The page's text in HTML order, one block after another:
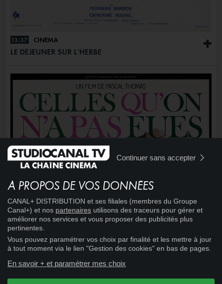
+
13:37 CINÉMA
LE DÉJEUNER SUR L'HERBE
Continuer sans accepter
À PROPOS DE VOS DONNÉES
CANAL+ DISTRIBUTION et ses filiales (membres du Groupe
Canal+) et nos partenaires utilisons des traceurs pour gérer et
améliorer nos services et vous proposer des publicités plus
pertinentes.
Vous pouvez paramétrer vos choix par finalité et les mettre à jour
à tout moment via le lien "Gestion des cookies" en bas de pages.
En savoir + et paramétrer mes choix